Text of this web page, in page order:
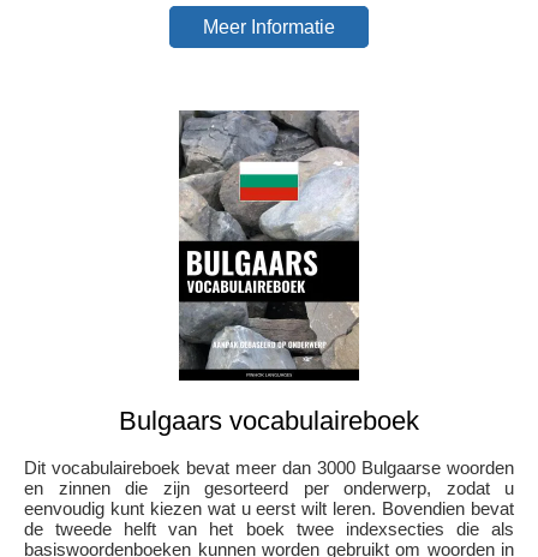
Meer Informatie
Bulgaars vocabulaireboek
Dit vocabulaireboek bevat meer dan 3000 Bulgaarse woorden
en zinnen die zijn gesorteerd per onderwerp, zodat u
eenvoudig kunt kiezen wat u eerst wilt leren. Bovendien bevat
de tweede helft van het boek twee indexsecties die als
basiswoordenboeken kunnen worden gebruikt om woorden in